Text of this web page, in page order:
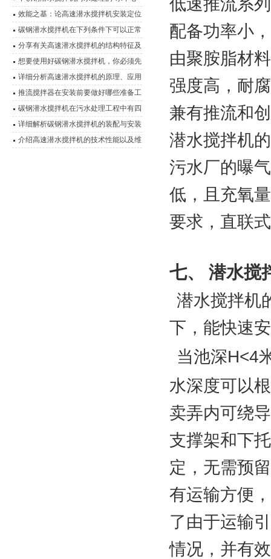
脏”
效能之基：论高速潜水搅拌机安装定位
的科学要诀
碳钢潜水搅拌机在下列条件下可以正常
连续运行
分享有关高速潜水搅拌机的结构特征及
使用优势
想要使用好碳钢潜水搅拌机，你必须先
了解它的特点
详细分析高速潜水搅拌机的原理、应用
以及性能特点
推流搅拌器在安装前要做好哪些准备工
作？
碳钢潜水搅拌机在污水处理工程中有四
大应用
详细解析碳钢潜水搅拌机的装配与安装
介绍高速潜水搅拌机的技术性能以及维
低速推流系
配备功率小
由聚胺脂材
强度高，耐
兼有推流和
潜水搅拌机
污水厂的曝
低，且充氧
要求，直联
七、 潜水搅
潜水搅拌机
下，能快速
当池深H<4
水深度可以
卖弄内可绕
支撑架和下
定，无需预
有运输方便
了由于运输
情况，并有